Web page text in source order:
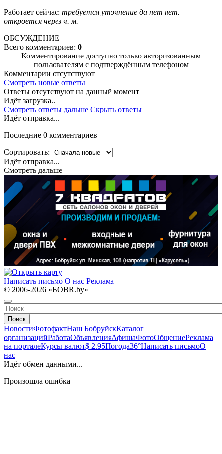
Работает сейчас: требуется уточнение да нет нет.
откроется через ч. м.
ОБСУЖДЕНИЕ
Всего комментариев: 0
Комментирование доступно только авторизованным
пользователям с подтверждённым телефоном
Комментарии отсутствуют
Смотреть новые ответы
Ответы отсутствуют на данный момент
Идёт загрузка...
Смотреть ответы дальше Скрыть ответы
Идёт отправка...
Последние 0 комментариев
Сортировать:
Идёт отправка...
Смотреть дальше
Написать письмо О нас Реклама
© 2006-2026 «BOBR.by»
Поиск
НовостиФотофактНаш БобруйскКаталог
организацийРаботаОбъявленияАфишаФотоОбщениеРеклама
на порталеКурсы валют$ 2.95Погода36°Написать письмоО
нас
Идёт обмен данными...
Произошла ошибка